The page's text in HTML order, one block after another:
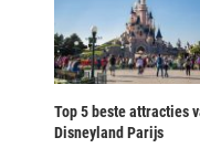
Top 5 beste attracties
Disneyland Parijs